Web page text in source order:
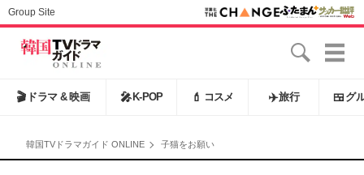
Group Site
🎬 ドラマ & 映画 🎤 K-POP 💄 コスメ ✈️旅行 🍱 グ
韓国TVドラマガイド ONLINE 子猫をお願い